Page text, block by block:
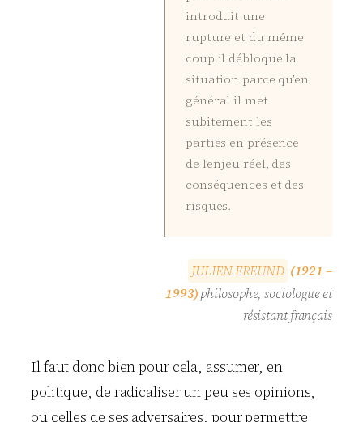
introduit une
rupture et du même
coup il débloque la
situation parce qu’en
général il met
subitement les
parties en présence
de l’enjeu réel, des
conséquences et des
risques.
JULIENFREUND (1921 –
1993)philosophe, sociologue et
résistant français
Il faut donc bien pour cela, assumer, en
politique, de radicaliser un peu ses opinions,
ou celles de ses adversaires, pour permettre